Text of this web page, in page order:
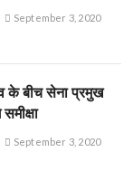
September 3, 2020
के बीच सेना प्रमुख
September 3, 2020